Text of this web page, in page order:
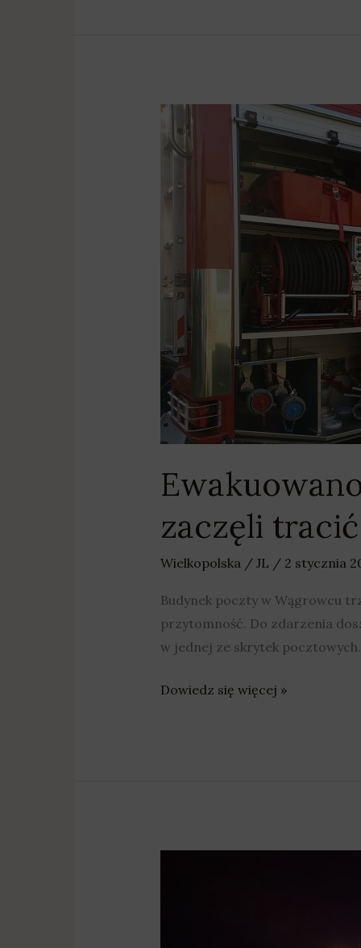
zaczęli
Wielkopolska/ JL / 2 stycznia
Budynek poczty w Wągrowcu
przytomność. Do zdarzenia
w jednej ze skrytek pocztowych.
Ewakuowano
pocztę
pracownicy
tracić
przytomność
Dowiedz się więcej »